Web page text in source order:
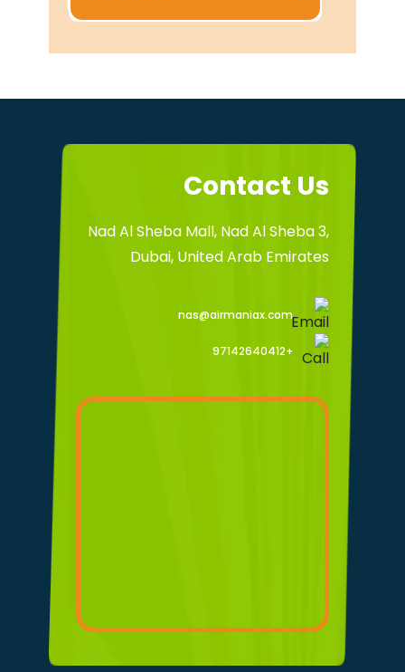
Contact Us
Nad Al Sheba Mall, Nad Al Sheba 3,
Dubai, United Arab Emirates
nas@airmaniax.com
+97142640412